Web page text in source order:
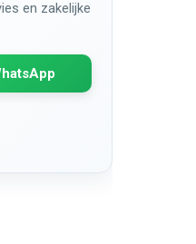
en zakelijke